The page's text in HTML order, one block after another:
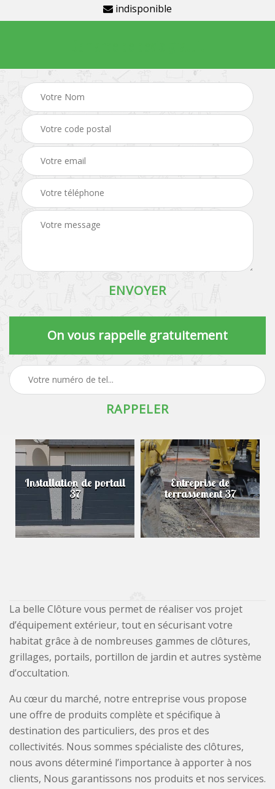
indisponible
On vous rappelle gratuitement
Installation de portail
37
Entreprise de
terrassement 37
La belle Clôture vous permet de réaliser vos projet
d’équipement extérieur, tout en sécurisant votre
habitat grâce à de nombreuses gammes de clôtures,
grillages, portails, portillon de jardin et autres système
d’occultation.
Au cœur du marché, notre entreprise vous propose
une offre de produits complète et spécifique à
destination des particuliers, des pros et des
collectivités. Nous sommes spécialiste des clôtures,
nous avons déterminé l’importance à apporter à nos
clients, Nous garantissons nos produits et nos services.